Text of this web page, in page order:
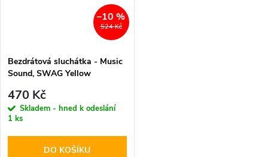
524 Kč
–10 %
Bezdrátová sluchátka - Music
Sound, SWAG Yellow
470 Kč
Skladem - hned k odeslání
1 ks
DO KOŠÍKU